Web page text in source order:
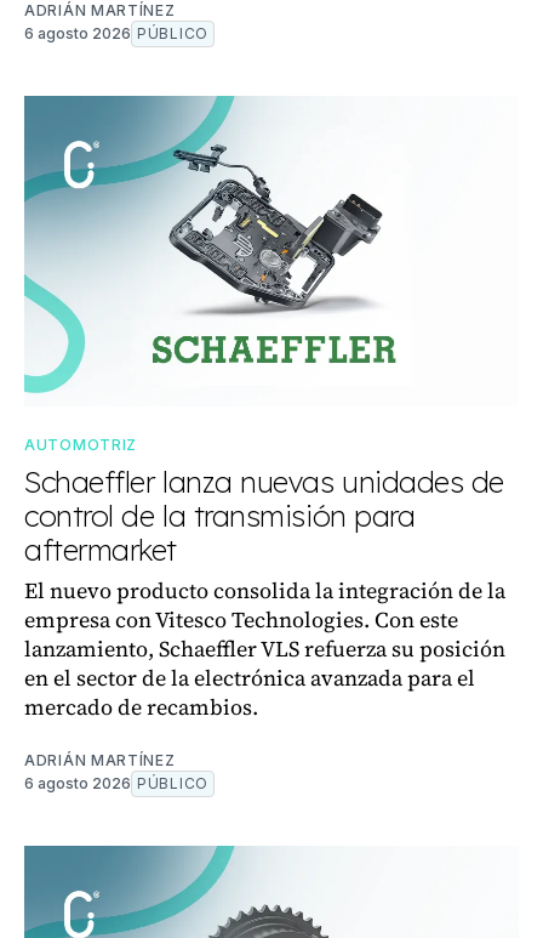
ADRIÁN MARTÍNEZ
6 agosto 2026 PÚBLICO
AUTOMOTRIZ
Schaeffler lanza nuevas unidades de
control de la transmisión para
aftermarket
El nuevo producto consolida la integración de la
empresa con Vitesco Technologies. Con este
lanzamiento, Schaeffler VLS refuerza su posición
en el sector de la electrónica avanzada para el
mercado de recambios.
ADRIÁN MARTÍNEZ
6 agosto 2026 PÚBLICO